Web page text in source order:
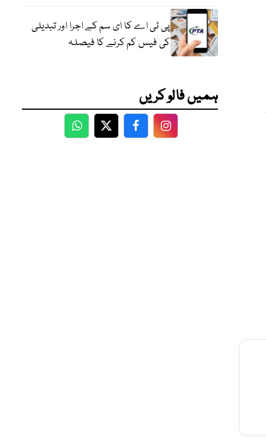
پی ٹی اے کا ای سم کے اجرا اور تبدیلی
کی فیس کم کرنے کا فیصلہ
ہمیں فالو کریں
WhatsApp
TwitterFacebookFacebook